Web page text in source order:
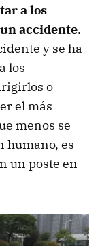
a los
accidente.
y se ha
los
o
el más
menos se
humano, es
un poste en